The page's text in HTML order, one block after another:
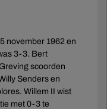
november 1962 en
3-3. Bert
scoorden
Senders en
Willem II wist
met 0-3 te